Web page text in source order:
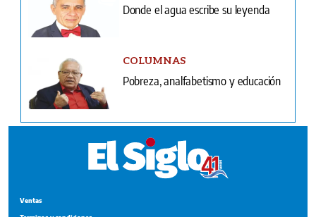
Donde el agua escribe su leyenda
COLUMNAS
Pobreza, analfabetismo y educación
Ventas